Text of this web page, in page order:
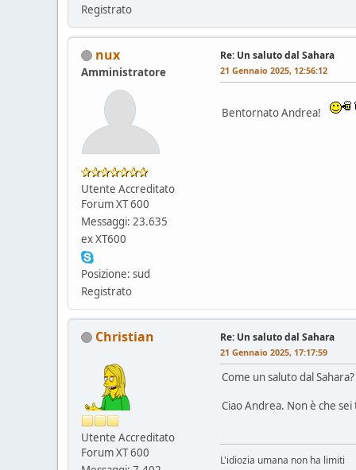
Registrato
nux
Amministratore
Utente Accreditato
Forum XT 600
Messaggi: 23.635
ex XT600
Posizione: sud
Registrato
Re: Un saluto dal Sahara
21 Gennaio 2025, 12:56:12
Bentornato Andrea!
Christian
Utente Accreditato
Forum XT 600
Re: Un saluto dal Sahara
21 Gennaio 2025, 17:17:59
Come un saluto dal Sahara?
Ciao Andrea. Non è che
L'idiozia umana non ha limiti